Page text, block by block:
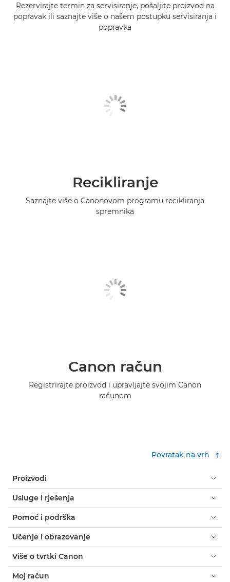
Rezervirajte termin za servisiranje, pošaljite proizvod na
popravak ili saznajte više o našem postupku servisiranja i
popravka
Recikliranje
Saznajte više o Canonovom programu recikliranja
spremnika
Canon račun
Registrirajte proizvod i upravljajte svojim Canon
računom
Povratak na vrh
Proizvodi
Usluge i rješenja
Pomoć i podrška
Učenje i obrazovanje
Više o tvrtki Canon
Moj račun